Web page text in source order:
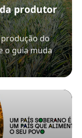
produtor
do
o guia muda